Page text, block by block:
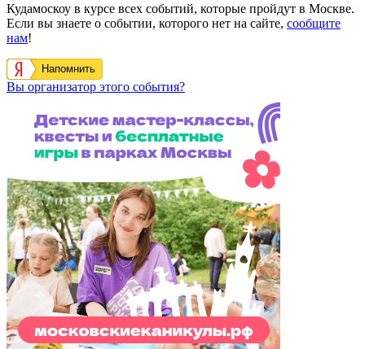
Кудамоскоу в курсе всех событий, которые пройдут в Москве.
Если вы знаете о событии, которого нет на сайте, сообщите
нам!
Напомнить
Вы организатор этого события?